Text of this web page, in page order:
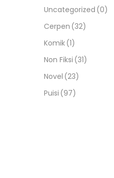
Uncategorized (0)
Cerpen (32)
Komik(1)
Non Fiksi (31)
Novel (23)
Puisi (97)